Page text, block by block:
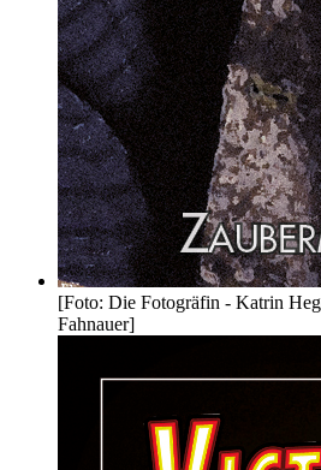
[Foto: Die Fotogräfin - Katrin
Fahnauer]